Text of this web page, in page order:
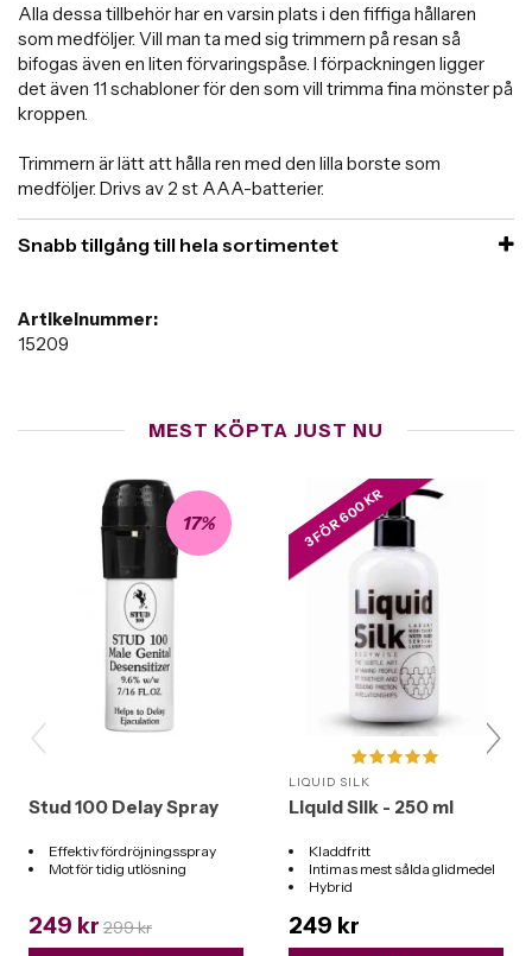
Alla dessa tillbehör har en varsin plats i den fiffiga hållaren
som medföljer. Vill man ta med sig trimmern på resan så
bifogas även en liten förvaringspåse. I förpackningen ligger
det även 11 schabloner för den som vill trimma fina mönster på
kroppen.
Trimmern är lätt att hålla ren med den lilla borste som
medföljer. Drivs av 2 st AAA-batterier.
Snabb tillgång till hela sortimentet
Artikelnummer:
15209
MEST KÖPTA JUST NU
17%
Stud 100 Delay Spray
Effektiv fördröjningsspray
Mot för tidig utlösning
249 kr 299 kr
3 FÖR 600 KR
LIQUID SILK
Liquid Silk - 250 ml
Kladdfritt
Intimas mest sålda glidmedel
Hybrid
249 kr